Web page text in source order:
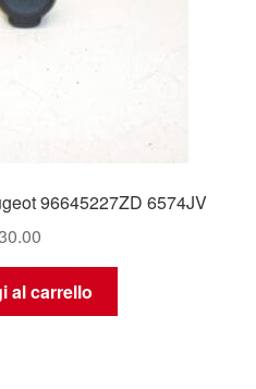
96645227ZD 6574JV
al carrello